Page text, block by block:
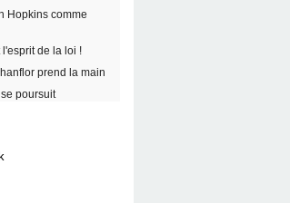
Hopkins comme
l'esprit de la loi !
prend la main
poursuit